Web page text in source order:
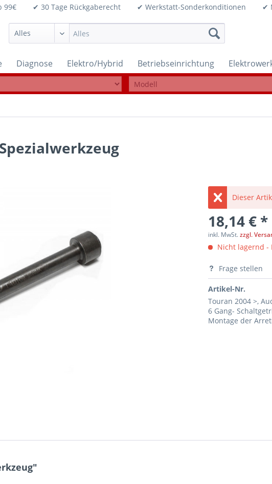
99€ ✔ 30 Tage Rückgaberecht ✔ Werkstatt-Sonderkonditionen ✔
Diagnose Elektro/Hybrid Betriebseinrichtung
Dieser
18,14 € *
inkl. MwSt.zzgl.
Nicht lagernd -
Frage stellen
Artikel-Nr.
Touran 2004 >,
6 Gang-
Montage der